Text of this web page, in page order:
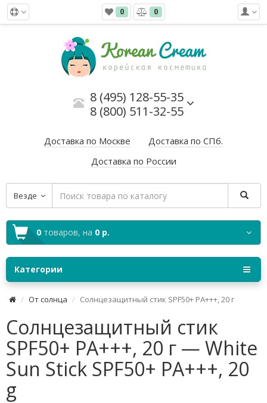
0 0
8 (495) 128-55-35
8 (800) 511-32-55
Доставка по Москве
Доставка по СПб.
Доставка по России
Везде
0 товаров, на 0 р.
Категории
От солнца Солнцезащитный стик SPF50+ PA+++, 20 г
Солнцезащитный стик
SPF50+ PA+++, 20 г — White
Sun Stick SPF50+ PA+++, 20
g